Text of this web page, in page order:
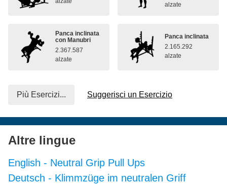
alzate
Panca inclinata
con Manubri
2.367.587
alzate
Panca inclinata
2.165.292
alzate
Più Esercizi... Suggerisci un Esercizio
Altre lingue
English - Neutral Grip Pull Ups
Deutsch - Klimmzüge im neutralen Griff